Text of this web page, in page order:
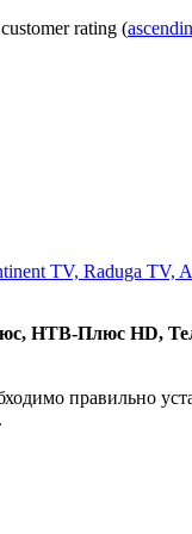
rating (
TV, Raduga TV,
НТВ-Плюс HD,
правильно